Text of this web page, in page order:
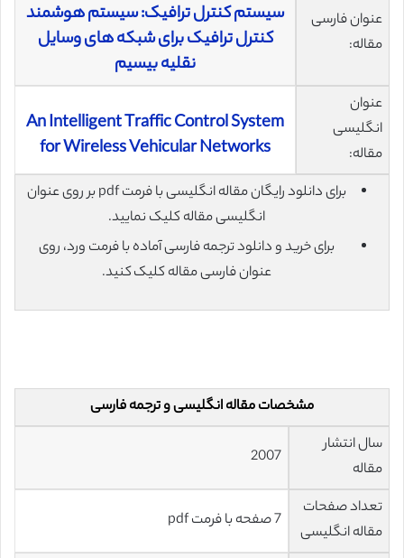
عنوان فارسی
مقاله:
سیستم کنترل ترافیک: سیستم هوشمند
کنترل ترافیک برای شبکه های وسایل
نقلیه بیسیم
عنوان
انگلیسی
مقاله:
An Intelligent Traffic Control System
for Wireless Vehicular Networks
برای دانلود رایگان مقاله انگلیسی با فرمت pdf بر روی عنوان
انگلیسی مقاله کلیک نمایید.
برای خرید و دانلود ترجمه فارسی آماده با فرمت ورد، روی
عنوان فارسی مقاله کلیک کنید.
مشخصات مقاله انگلیسی و ترجمه فارسی
سال انتشار
مقاله
2007
تعداد صفحات
مقاله انگلیسی
7 صفحه با فرمت pdf